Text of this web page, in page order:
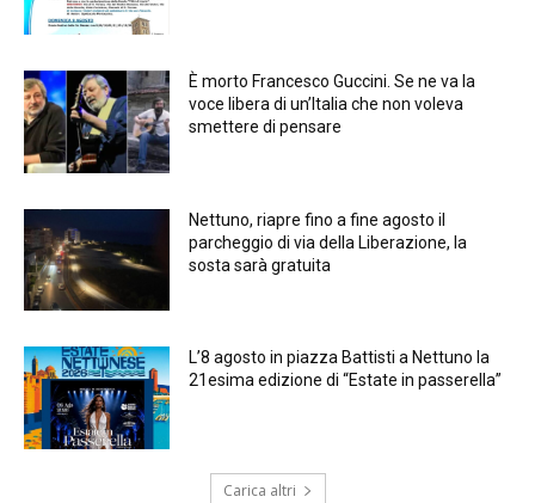
È morto Francesco Guccini. Se ne va la
voce libera di un’Italia che non voleva
smettere di pensare
Nettuno, riapre fino a fine agosto il
parcheggio di via della Liberazione, la
sosta sarà gratuita
L’8 agosto in piazza Battisti a Nettuno la
21esima edizione di “Estate in passerella”
Carica altri